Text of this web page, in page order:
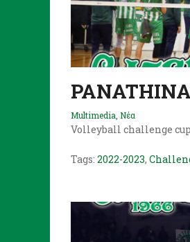
Multimedia Νέα
Volleyball challenge cup
Tags: 2022-2023,